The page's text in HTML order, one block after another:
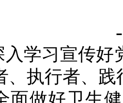
入学习宣传好
、执行者、
面做好卫生